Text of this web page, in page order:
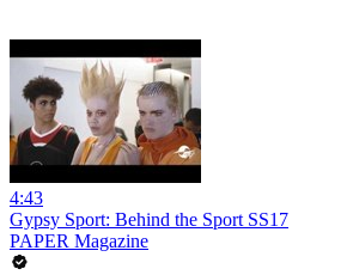
4:43
Gypsy Sport: Behind the Sport SS17
PAPER Magazine